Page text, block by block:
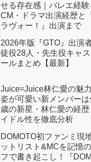
せる存在感｜バレエ経
CM・ドラマ出演経歴と
ラヴォー！』出演まで
2026年版『GTO』出演
徒役28人・先生役キャ
ールまとめ【最新】
Juice=Juice林仁愛の魅
姿が可愛い新メンバー
歳の新星・林仁愛の経
イドル性を徹底分析
DOMOTO初ファンミ現
ットリスト&MCを記憶
フで書き起こし！『